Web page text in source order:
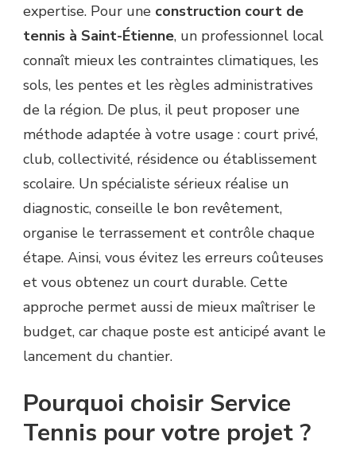
expertise. Pour une construction court de
tennis à Saint-Étienne, un professionnel local
connaît mieux les contraintes climatiques, les
sols, les pentes et les règles administratives
de la région. De plus, il peut proposer une
méthode adaptée à votre usage : court privé,
club, collectivité, résidence ou établissement
scolaire. Un spécialiste sérieux réalise un
diagnostic, conseille le bon revêtement,
organise le terrassement et contrôle chaque
étape. Ainsi, vous évitez les erreurs coûteuses
et vous obtenez un court durable. Cette
approche permet aussi de mieux maîtriser le
budget, car chaque poste est anticipé avant le
lancement du chantier.
Pourquoi choisir Service
Tennis pour votre projet ?